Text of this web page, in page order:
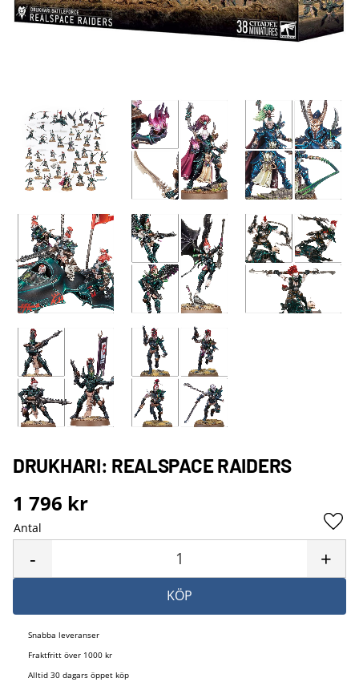
DRUKHARI: REALSPACE RAIDERS
1 796 kr
Antal
+
-
KÖP
Snabba leveranser
Fraktfritt över 1000 kr
Alltid 30 dagars öppet köp